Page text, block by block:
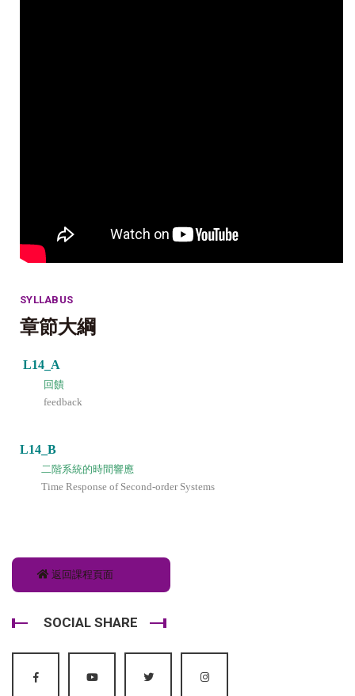
SYLLABUS
章節大綱
L14_A
回饋
feedback
L14_B
二階系統的時間響應
Time Response of Second-order Systems
返回課程頁面
SOCIAL SHARE